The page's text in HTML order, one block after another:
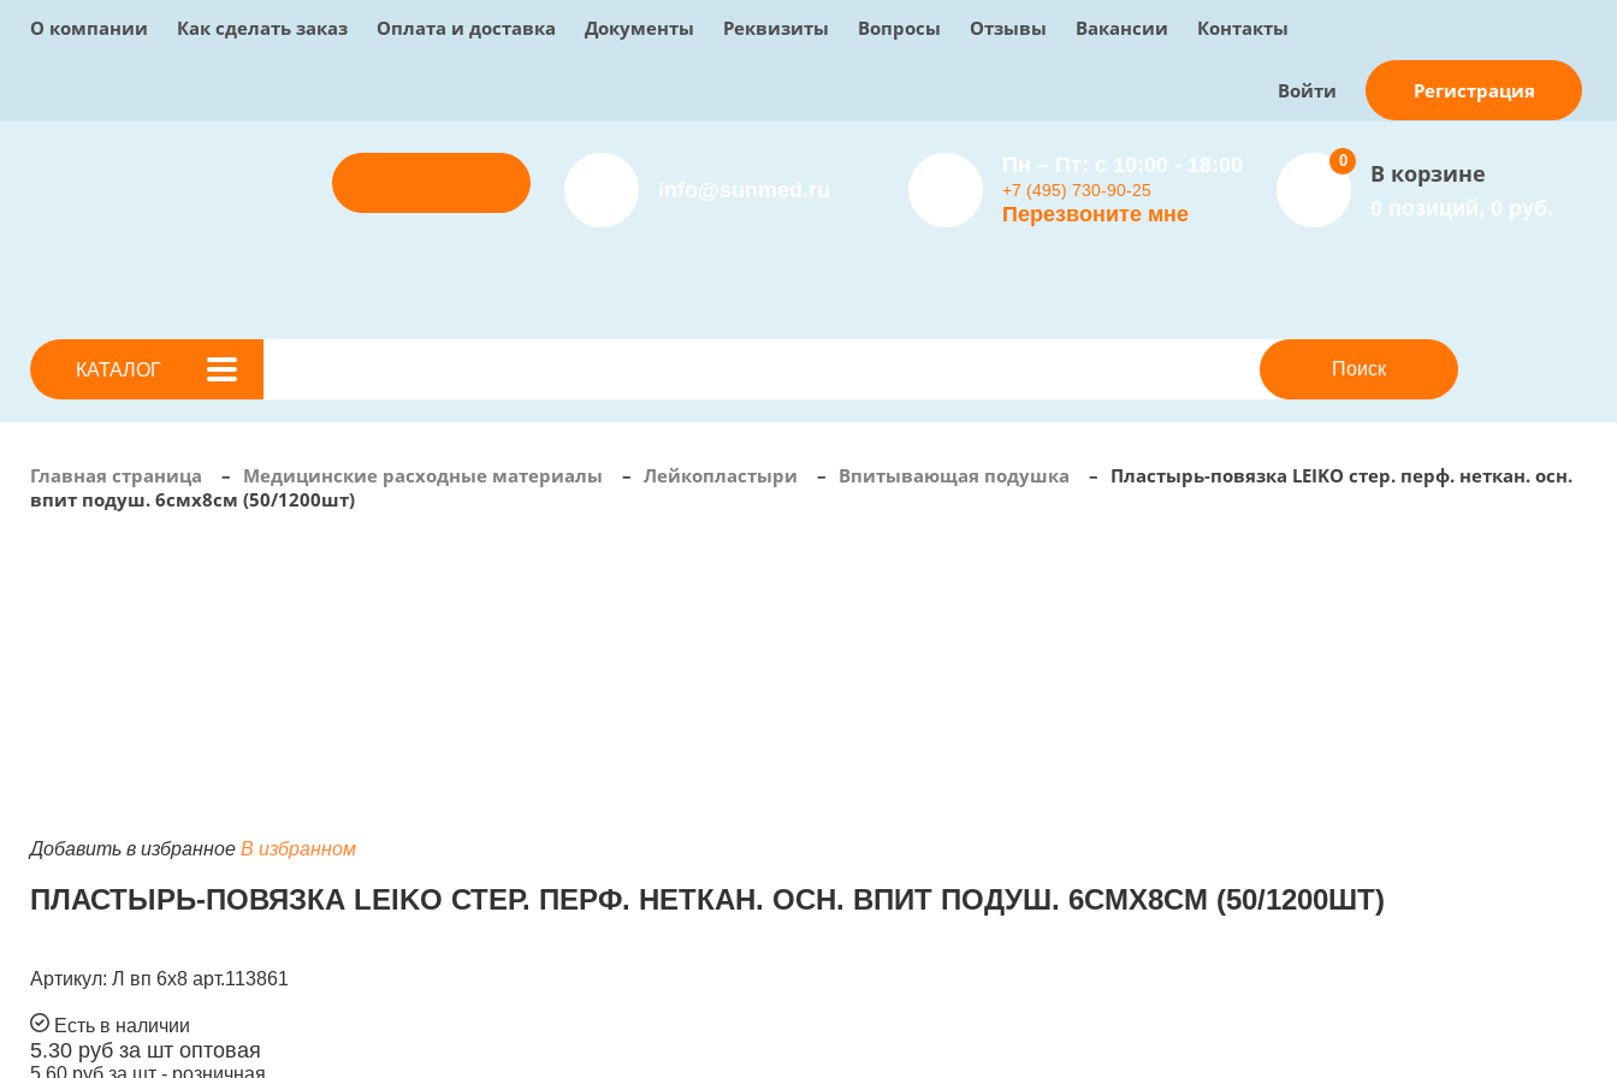
О компании Как сделать заказ Оплата и доставка Документы Реквизиты Вопросы Отзывы Вакансии Контакты
Войти Регистрация
info@sunmed.ru
Пн – Пт: с 10:00 - 18:00
+7 (495) 730-90-25
Перезвоните мне
В корзине
0 позиций, 0 руб.
0
КАТАЛОГ
Главная страница – Медицинские расходные материалы – Лейкопластыри – Впитывающая подушка – Пластырь-повязка LEIKO стер. перф. неткан. осн.
впит подуш. 6смх8см (50/1200шт)
Добавить в избранное В избранном
ПЛАСТЫРЬ-ПОВЯЗКА LEIKO СТЕР. ПЕРФ. НЕТКАН. ОСН. ВПИТ ПОДУШ. 6СМХ8СМ (50/1200ШТ)
Артикул: Л вп 6х8 арт.113861
Есть в наличии
5.30 руб за шт оптовая
5.60 руб за шт - розничная